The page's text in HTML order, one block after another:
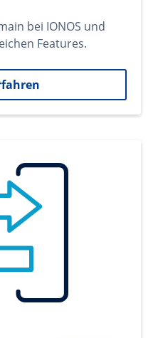
bei IONOS und
Features.